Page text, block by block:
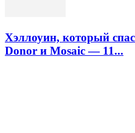
Хэллоуин, который
Donor и Mosaic — 11...